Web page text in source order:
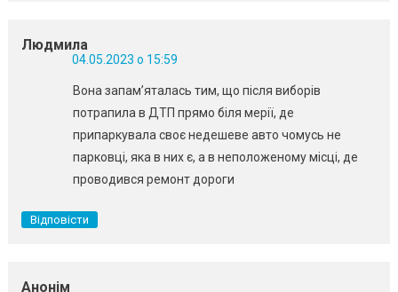
Людмила
04.05.2023 о 15:59
Вона запам’яталась тим, що після виборів
потрапила в ДТП прямо біля мерії, де
припаркувала своє недешеве авто чомусь не
парковці, яка в них є, а в неположеному місці, де
проводився ремонт дороги
Відповісти
Анонім